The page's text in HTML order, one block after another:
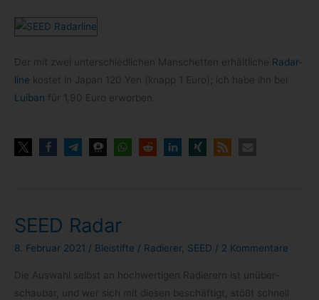
Der mit zwei unter­schied­li­chen Man­schet­ten erhält­li­che Radar­
line kos­tet in Japan 120 Yen (knapp 1 Euro); ich habe ihn bei
Lui­ban für 1,90 Euro erworben.
SEED Radar
8. Februar 2021 / Bleistifte / Radierer SEED / 2 Kommentare
Die Aus­wahl selbst an hoch­wer­ti­gen Radie­rern ist unüber­
schau­bar, und wer sich mit die­sen beschäf­tigt, stößt schnell